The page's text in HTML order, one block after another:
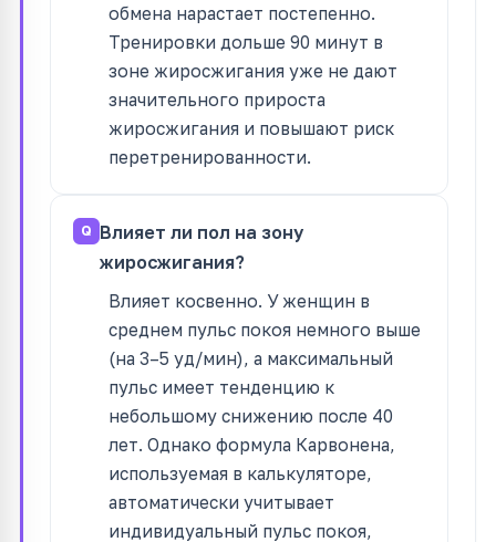
обмена нарастает постепенно.
Тренировки дольше 90 минут в
зоне жиросжигания уже не дают
значительного прироста
жиросжигания и повышают риск
перетренированности.
Влияет ли пол на зону
жиросжигания?
Влияет косвенно. У женщин в
среднем пульс покоя немного выше
(на 3–5 уд/мин), а максимальный
пульс имеет тенденцию к
небольшому снижению после 40
лет. Однако формула Карвонена,
используемая в калькуляторе,
автоматически учитывает
индивидуальный пульс покоя,